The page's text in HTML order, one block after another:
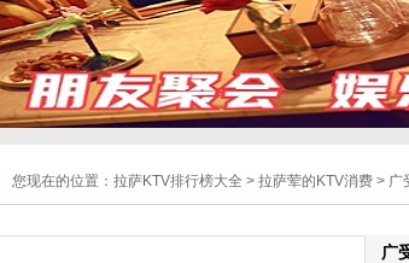
您现在的位置： 拉萨KTV排行榜大全 > 拉萨荤的KTV消费 > 广
广